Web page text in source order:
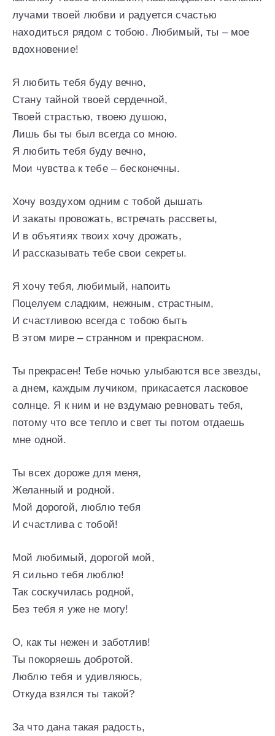
лучами твоей любви и радуется счастью
находиться рядом с тобою. Любимый, ты – мое
вдохновение!
Я любить тебя буду вечно,
Стану тайной твоей сердечной,
Твоей страстью, твоею душою,
Лишь бы ты был всегда со мною.
Я любить тебя буду вечно,
Мои чувства к тебе – бесконечны.
Хочу воздухом одним с тобой дышать
И закаты провожать, встречать рассветы,
И в объятиях твоих хочу дрожать,
И рассказывать тебе свои секреты.
Я хочу тебя, любимый, напоить
Поцелуем сладким, нежным, страстным,
И счастливою всегда с тобою быть
В этом мире – странном и прекрасном.
Ты прекрасен! Тебе ночью улыбаются все звезды,
а днем, каждым лучиком, прикасается ласковое
солнце. Я к ним и не вздумаю ревновать тебя,
потому что все тепло и свет ты потом отдаешь
мне одной.
Ты всех дороже для меня,
Желанный и родной.
Мой дорогой, люблю тебя
И счастлива с тобой!
Мой любимый, дорогой мой,
Я сильно тебя люблю!
Так соскучилась родной,
Без тебя я уже не могу!
О, как ты нежен и заботлив!
Ты покоряешь добротой.
Люблю тебя и удивляюсь,
Откуда взялся ты такой?
За что дана такая радость,